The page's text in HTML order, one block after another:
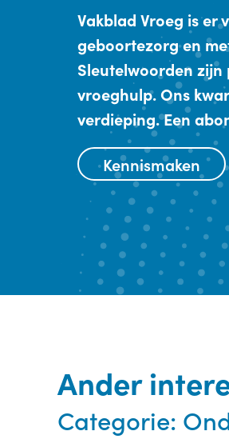
Vakblad Vroeg is er
geboortezorg en
Sleutelwoorden
vroeghulp. Ons
verdieping. Een
Kennismaken
Ander
Categorie: